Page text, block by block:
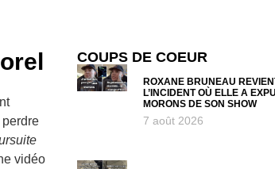
perdre
vidéo
COUPS DE COEUR
ROXANE BRUNEAU
L’INCIDENT OÙ ELLE A
MORONS DE SON SHOW
7 août 2026